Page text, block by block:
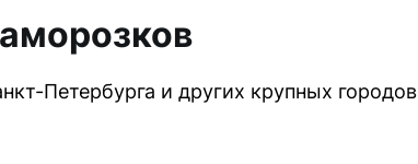
Петербурга и других крупных городов